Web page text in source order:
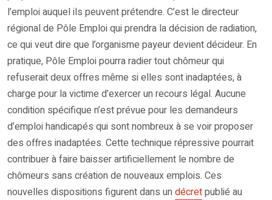
l’emploi auquel ils peuvent prétendre. C’est le directeur
régional de Pôle Emploi qui prendra la décision de radiation,
ce qui veut dire que l’organisme payeur devient décideur. En
pratique, Pôle Emploi pourra radier tout chômeur qui
refuserait deux offres même si elles sont inadaptées, à
charge pour la victime d’exercer un recours légal. Aucune
condition spécifique n’est prévue pour les demandeurs
d’emploi handicapés qui sont nombreux à se voir proposer
des offres inadaptées. Cette technique répressive pourrait
contribuer à faire baisser artificiellement le nombre de
chômeurs sans création de nouveaux emplois. Ces
nouvelles dispositions figurent dans undécretpublié au